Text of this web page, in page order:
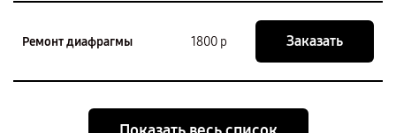
Ремонт диафрагмы 1800 р Заказать